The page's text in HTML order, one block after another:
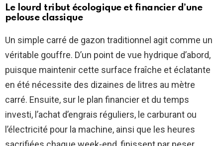
Le lourd tribut écologique et financier d’une
pelouse classique
Un simple carré de gazon traditionnel agit comme un
véritable gouffre. D’un point de vue hydrique d’abord,
puisque maintenir cette surface fraîche et éclatante
en été nécessite des dizaines de litres au mètre
carré. Ensuite, sur le plan financier et du temps
investi, l’achat d’engrais réguliers, le carburant ou
l’électricité pour la machine, ainsi que les heures